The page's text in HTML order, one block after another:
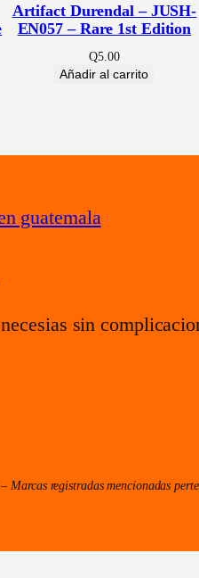
Artifact Durendal – JUSH-
EN057 – Rare 1st Edition
Q5.00
Añadir al carrito
sin
Marcas registradas mencionadas